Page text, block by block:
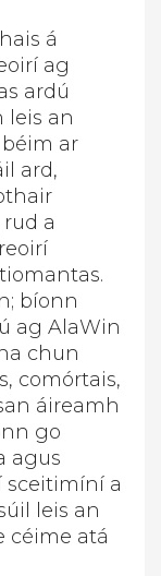
á
ag
ardú
leis an
ar
ard,
a
bíonn
ag AlaWin
chun
comórtais,
áireamh
go
agus
sceitimíní a
leis an
céime atá